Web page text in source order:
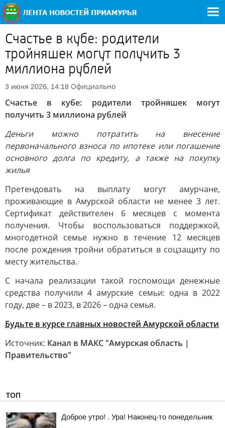
Счастье в кубе: родители
тройняшек могут получить 3
миллиона рублей
3 июня 2026, 14:18 Официально
Счастье в кубе: родители тройняшек могут
получить 3 миллиона рублей
Деньги можно потратить на внесение
первоначального взноса по ипотеке или погашение
основного долга по кредиту, а также на покупку
жилья
Претендовать на выплату могут амурчане,
проживающие в Амурской области не менее 3 лет.
Сертификат действителен 6 месяцев с момента
получения. Чтобы воспользоваться поддержкой,
многодетной семье нужно в течение 12 месяцев
после рождения тройни обратиться в соцзащиту по
месту жительства.
С начала реализации такой госпомощи денежные
средства получили 4 амурские семьи: одна в 2022
году, две – в 2023, в 2026 – одна семья.
Будьте в курсе главных новостей Амурской области
Источник: Канал в МАКС "Амурская область |
Правительство"
ТОП
Доброе утро! . Ура! Наконец-то понедельник